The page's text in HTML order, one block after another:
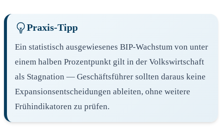
Praxis-Tipp
Ein statistisch ausgewiesenes BIP-Wachstum von unter
einem halben Prozentpunkt gilt in der Volkswirtschaft
als Stagnation — Geschäftsführer sollten daraus keine
Expansions­entscheidungen ableiten, ohne weitere
Frühindikatoren zu prüfen.